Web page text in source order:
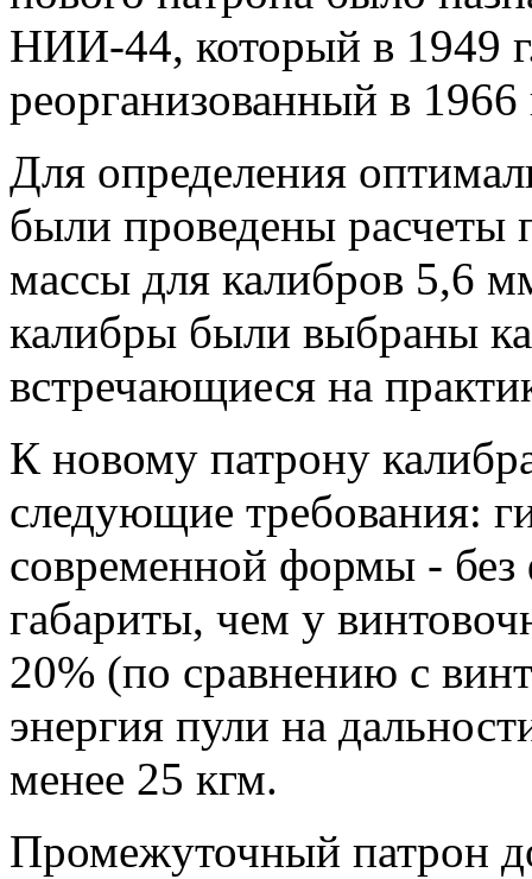
НИИ-44, который в 1949
реорганизованный в
Для определения
были проведены расчеты
массы для калибров 5,6
калибры были выбраны
встречающиеся на
К новому патрону
следующие требования:
современной формы -
габариты, чем у
20% (по сравнению с
энергия пули на
менее 25 кгм.
Промежуточный патрон